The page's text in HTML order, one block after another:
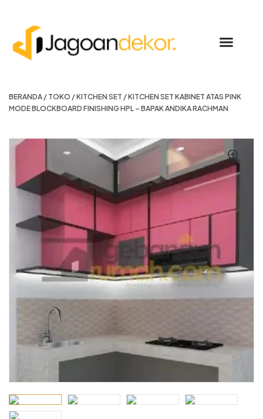
BERANDA / TOKO /KITCHEN SET / KITCHEN SET KABINET ATAS PINK
MODE BLOCKBOARD FINISHING HPL – BAPAK ANDIKA RACHMAN